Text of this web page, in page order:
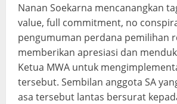
Nanan Soekarna mencanangkan
value, full commitment, no
pengumuman perdana pemilihan
memberikan apresiasi dan
Ketua MWA untuk
tersebut. Sembilan anggota SA
asa tersebut lantas bersurat